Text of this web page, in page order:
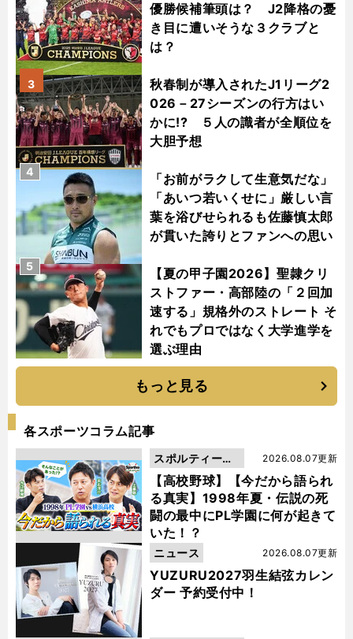
優勝候補筆頭は？ J2降格の憂
き目に遭いそうな３クラブと
は？
秋春制が導入されたJ1リーグ2
026－27シーズンの行方はい
かに!? ５人の識者が全順位を
大胆予想
3
「お前がラクして生意気だな」
「あいつ若いくせに」厳しい言
葉を浴びせられるも佐藤慎太郎
が貫いた誇りとファンへの思い
4
【夏の甲子園2026】聖隷クリ
ストファー・高部陸の「２回加
速する」規格外のストレート そ
れでもプロではなく大学進学を
選ぶ理由
5
もっと見る
各スポーツコラム記事
【高校野球】【今だから語られ
る真実】1998年夏・伝説の死
闘の最中にPL学園に何が起きて
いた！？
2026.08.07更新
スポルティーバ
動画
YUZURU2027羽生結弦カレン
ダー 予約受付中！
2026.08.07更新
ニュース